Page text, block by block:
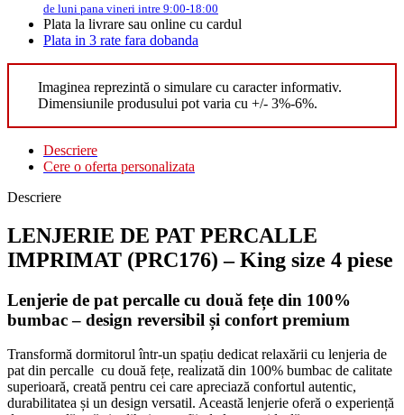
de luni pana vineri intre 9:00-18:00
Plata la livrare sau online cu cardul
Plata in 3 rate fara dobanda
Imaginea reprezintă o simulare cu caracter informativ.
Dimensiunile produsului pot varia cu +/- 3%-6%.
Descriere
Cere o oferta personalizata
Descriere
LENJERIE DE PAT PERCALLE
IMPRIMAT (PRC176) – King size 4 piese
Lenjerie de pat percalle cu două fețe din 100%
bumbac – design reversibil și confort premium
Transformă dormitorul într-un spațiu dedicat relaxării cu lenjeria de
pat din percalle cu două fețe, realizată din 100% bumbac de calitate
superioară, creată pentru cei care apreciază confortul autentic,
durabilitatea și un design versatil. Această lenjerie oferă o experiență